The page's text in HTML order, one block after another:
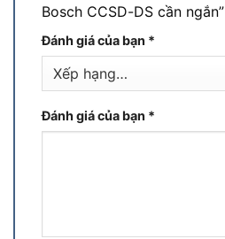
Bosch CCSD-DS cần ngắn”
Đánh giá của bạn *
Đánh giá của bạn *